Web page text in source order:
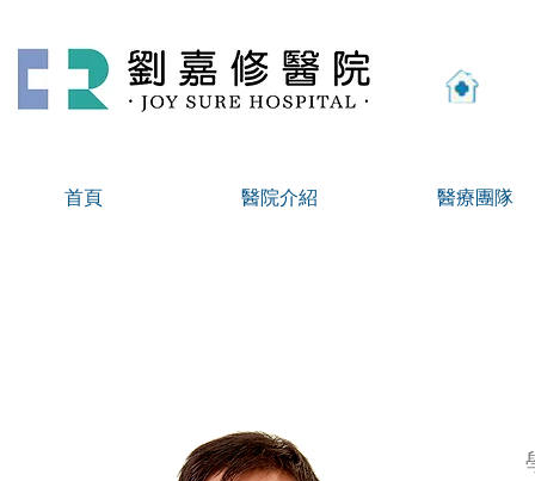
首頁 醫院介紹 醫療團隊